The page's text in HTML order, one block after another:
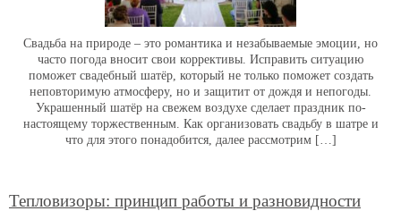
Свадьба на природе – это романтика и незабываемые эмоции, но
часто погода вносит свои коррективы. Исправить ситуацию
поможет свадебный шатёр, который не только поможет создать
неповторимую атмосферу, но и защитит от дождя и непогоды.
Украшенный шатёр на свежем воздухе сделает праздник по-
настоящему торжественным. Как организовать свадьбу в шатре и
что для этого понадобится, далее рассмотрим […]
Тепловизоры: принцип работы и разновидности